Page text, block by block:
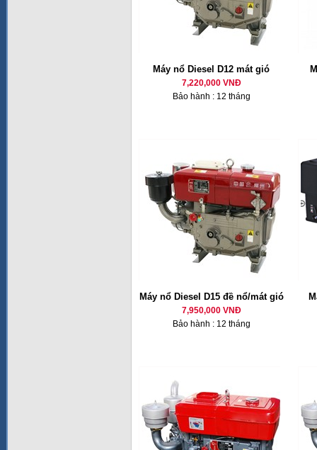
Máy nổ Diesel D12 mát gió
7,220,000 VNĐ
Bảo hành : 12 tháng
Máy nổ Diesel D15 đề nổ/mát gió
7,950,000 VNĐ
Bảo hành : 12 tháng